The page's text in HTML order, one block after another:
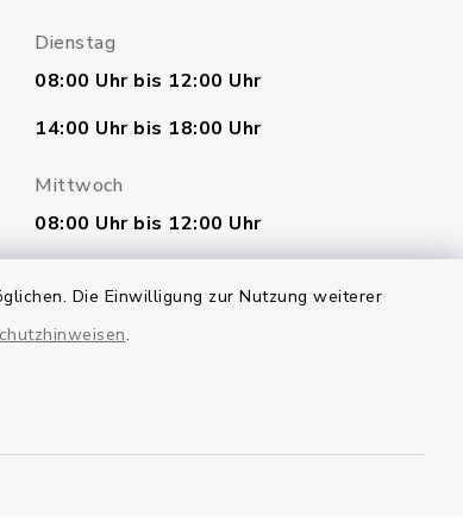
Die Einwilligung zur Nutzung weiterer
.
Dienstag
08:00 Uhr bis 12:00 Uhr
14:00 Uhr bis 18:00 Uhr
Mittwoch
08:00 Uhr bis 12:00 Uhr